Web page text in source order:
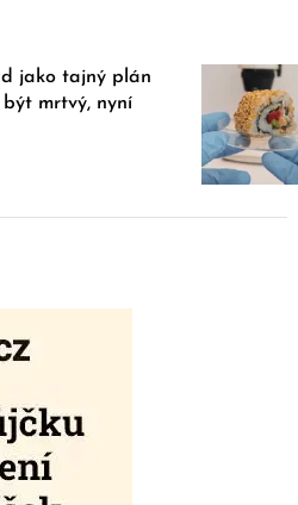
jako tajný plán
být mrtvý, nyní